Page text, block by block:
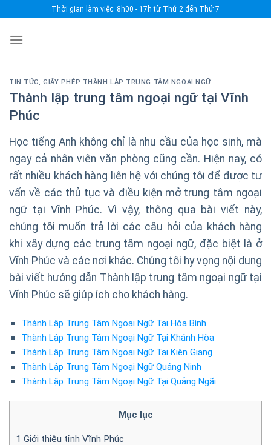
to
content
Thời gian làm việc: 8h00 - 17h từ Thứ 2 đến Thứ 7
TIN TỨC,GIẤY PHÉP THÀNH LẬP TRUNG TÂM NGOẠI NGỮ
Thành lập trung tâm ngoại ngữ tại Vĩnh
Phúc
Học tiếng Anh không chỉ là nhu cầu của học sinh, mà
ngay cả nhân viên văn phòng cũng cần. Hiện nay, có
rất nhiều khách hàng liên hệ với chúng tôi để được tư
vấn về các thủ tục và điều kiện mở trung tâm ngoại
ngữ tại Vĩnh Phúc. Vì vậy, thông qua bài viết này,
chúng tôi muốn trả lời các câu hỏi của khách hàng
khi xây dựng các trung tâm ngoại ngữ, đặc biệt là ở
Vĩnh Phúc và các nơi khác. Chúng tôi hy vọng nội dung
bài viết hướng dẫn Thành lập trung tâm ngoại ngữ tại
Vĩnh Phúc sẽ giúp ích cho khách hàng.
Thành Lập Trung Tâm Ngoại Ngữ Tại Hòa Bình
Thành Lập Trung Tâm Ngoại Ngữ Tại Khánh Hòa
Thành Lập Trung Tâm Ngoại Ngữ Tại Kiên Giang
Thành Lập Trung Tâm Ngoại Ngữ Quảng Ninh
Thành Lập Trung Tâm Ngoại Ngữ Tại Quảng Ngãi
Mục lục
1 Giới thiệu tỉnh Vĩnh Phúc